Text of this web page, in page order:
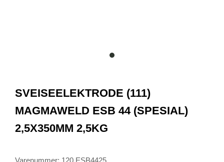
item
of
1
SVEISEELEKTRODE (111)
MAGMAWELD ESB 44 (SPESIAL)
2,5X350MM 2,5KG
Varenummer: 120.ESB4425